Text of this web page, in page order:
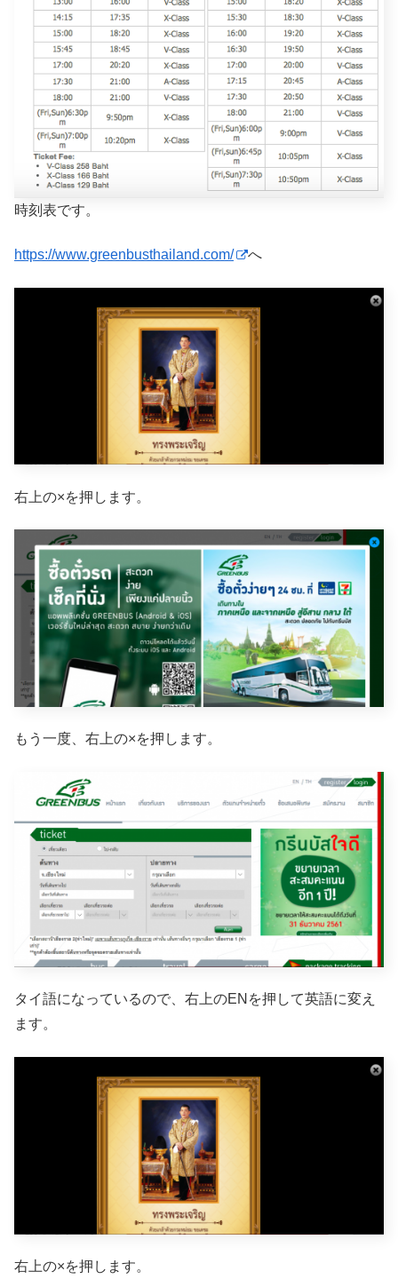
時刻表です。
https://www.greenbusthailand.com/ へ
右上の×を押します。
もう一度、右上の×を押します。
タイ語になっているので、右上のENを押して英語に変え
ます。
右上の×を押します。